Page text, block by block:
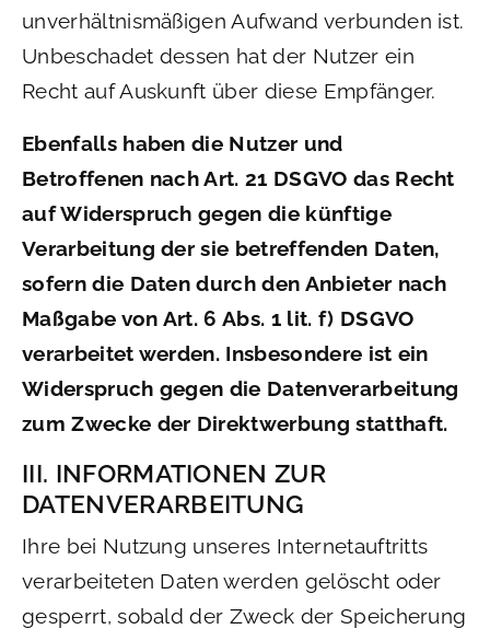
unverhältnismäßigen Aufwand verbunden ist.
Unbeschadet dessen hat der Nutzer ein
Recht auf Auskunft über diese Empfänger.
Ebenfalls haben die Nutzer und
Betroffenen nach Art. 21 DSGVO das Recht
auf Widerspruch gegen die künftige
Verarbeitung der sie betreffenden Daten,
sofern die Daten durch den Anbieter nach
Maßgabe von Art. 6 Abs. 1 lit. f) DSGVO
verarbeitet werden. Insbesondere ist ein
Widerspruch gegen die Datenverarbeitung
zum Zwecke der Direktwerbung statthaft.
III. INFORMATIONEN ZUR
DATENVERARBEITUNG
Ihre bei Nutzung unseres Internetauftritts
verarbeiteten Daten werden gelöscht oder
gesperrt, sobald der Zweck der Speicherung